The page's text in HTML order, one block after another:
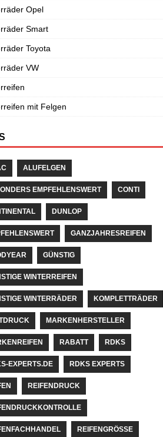
Opel
Smart
Toyota
VW
mit Felgen
ALUFELGEN
EMPFEHLENSWERT CONTI
DUNLOP
GANZJAHRESREIFEN
GÜNSTIG
WINTERREIFEN
WINTERRÄDER KOMPLETTRÄDER
MARKENHERSTELLER
RABATT RDKS
EXPERTS.DE RDKS EXPERTS
REIFENDRUCK
REIFENGRÖSSE